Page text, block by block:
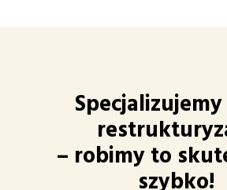
– robimy to
szybko!